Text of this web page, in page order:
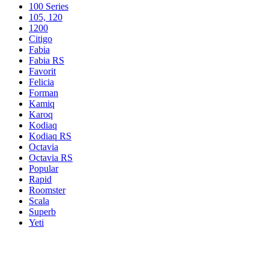
100 Series
105, 120
1200
Citigo
Fabia
Fabia RS
Favorit
Felicia
Forman
Kamiq
Karoq
Kodiaq
Kodiaq RS
Octavia
Octavia RS
Popular
Rapid
Roomster
Scala
Superb
Yeti